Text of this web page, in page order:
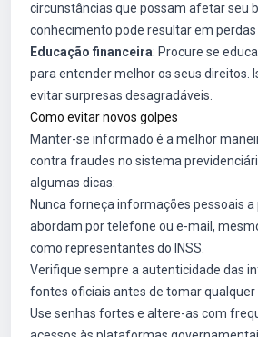
circunstâncias que possam afetar seu
conhecimento pode resultar em perdas
Educação financeira: Procure se
para entender melhor os seus direitos.
evitar surpresas desagradáveis.
Como evitar novos golpes
Manter-se informado é a melhor
contra fraudes no sistema
algumas dicas:
Nunca forneça informações pessoais a
abordam por telefone ou e-mail,
como representantes do INSS.
Verifique sempre a autenticidade das
fontes oficiais antes de tomar qualquer
Use senhas fortes e altere-as com